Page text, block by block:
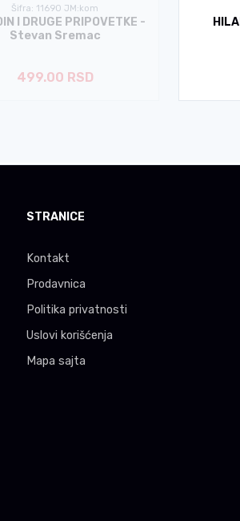
Šifra: 11690 JM:kom
I DRUGE PRIPOVETKE -
Stevan Sremac
499.00 RSD
STRANICE
Kontakt
Prodavnica
Politika privatnosti
Uslovi korišćenja
Mapa sajta